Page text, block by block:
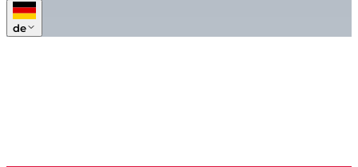
de